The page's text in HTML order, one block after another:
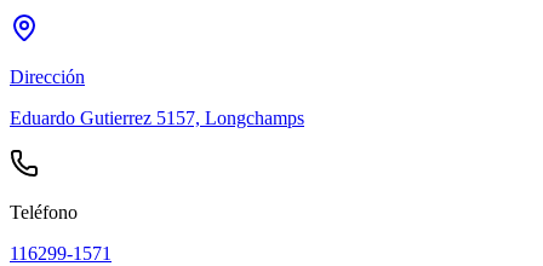
Dirección
Eduardo Gutierrez 5157, Longchamps
Teléfono
116299-1571